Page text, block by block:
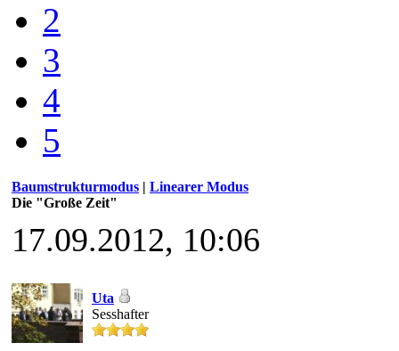
2
3
4
5
Baumstrukturmodus | Linearer Modus
Die "Große Zeit"
17.09.2012, 10:06
Uta
Sesshafter